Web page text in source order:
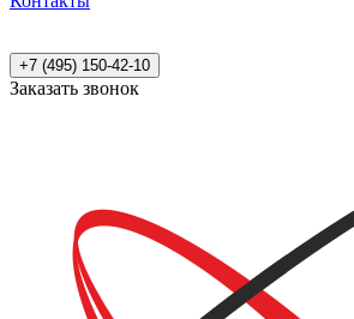
+7 (495) 150-42-10
Заказать звонок